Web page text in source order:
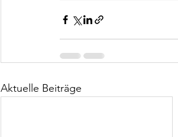
Aktuelle Beiträge